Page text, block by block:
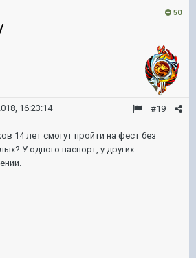
50
#19
16:23:14
14 лет смогут пройти на фест без
У одного паспорт, у других